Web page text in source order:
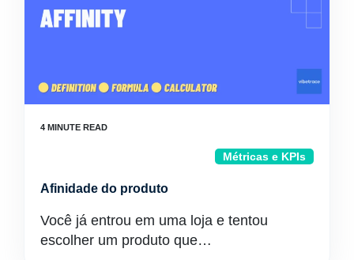
Métricas e KPIs
Afinidade do produto
Você já entrou em uma loja e tentou
escolher um produto que…